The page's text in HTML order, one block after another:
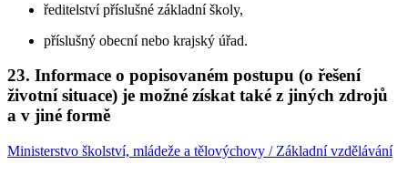
ředitelství příslušné základní školy,
příslušný obecní nebo krajský úřad.
23. Informace o popisovaném postupu (o řešení
životní situace) je možné získat také z jiných zdrojů
a v jiné formě
Ministerstvo školství, mládeže a tělovýchovy / Základní vzdělávání